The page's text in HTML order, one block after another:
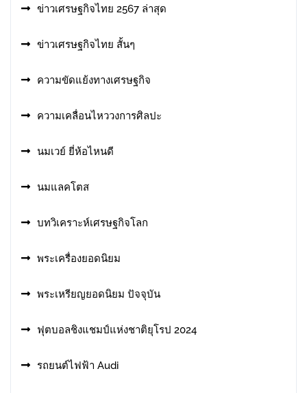
ข่าวเศรษฐกิจไทย 2567 ล่าสุด
ข่าวเศรษฐกิจไทย สั้นๆ
ความขัดแย้งทางเศรษฐกิจ
ความเคลื่อนไหววงการศิลปะ
นมเวย์ ยี่ห้อไหนดี
นมแลคโตส
บทวิเคราะห์เศรษฐกิจโลก
พระเครื่องยอดนิยม
พระเหรียญยอดนิยม ปัจจุบัน
ฟุตบอลชิงแชมป์แห่งชาติยุโรป 2024
รถยนต์ไฟฟ้า Audi